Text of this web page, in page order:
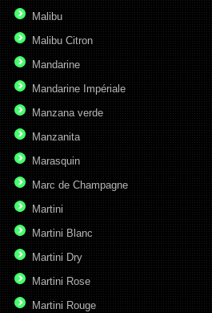
Malibu
Malibu Citron
Mandarine
Mandarine Impériale
Manzana verde
Manzanita
Marasquin
Marc de Champagne
Martini
Martini Blanc
Martini Dry
Martini Rose
Martini Rouge